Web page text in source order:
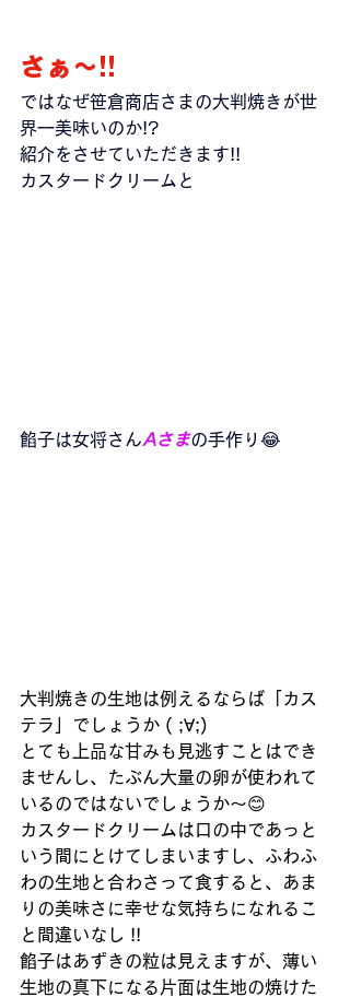
さぁ～!!
ではなぜ笹倉商店さまの大判焼きが世
界一美味いのか!?
紹介をさせていただきます!!
カスタードクリームと
餡子は女将さんAさまの手作り😂
大判焼きの生地は例えるならば「カス
テラ」でしょうか ( ;∀;)
とても上品な甘みも見逃すことはでき
ませんし、たぶん大量の卵が使われて
いるのではないでしょうか～😊
カスタードクリームは口の中であっと
いう間にとけてしまいますし、ふわふ
わの生地と合わさって食すると、あま
りの美味さに幸せな気持ちになれるこ
と間違いなし !!
餡子はあずきの粒は見えますが、薄い
生地の真下になる片面は生地の焼けた